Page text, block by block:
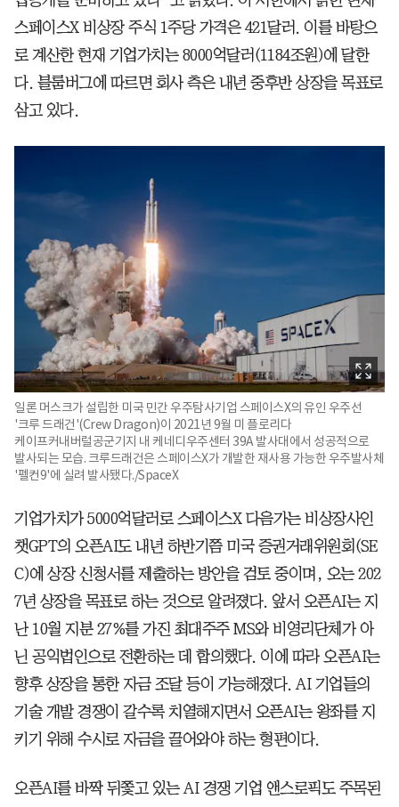
스페이스X 비상장 주식 1주당 가격은 421달러. 이를 바탕으
로 계산한 현재 기업가치는 8000억달러(1184조원)에 달한
다. 블룸버그에 따르면 회사 측은 내년 중후반 상장을 목표로
삼고 있다.
일론 머스크가 설립한 미국 민간 우주탐사기업 스페이스X의 유인 우주선
'크루 드래건'(Crew Dragon)이 2021년 9월 미 플로리다
케이프커내버럴공군기지 내 케네디우주센터 39A 발사대에서 성공적으로
발사되는 모습. 크루드래건은 스페이스X가 개발한 재사용 가능한 우주발사체
'펠컨9'에 실려 발사됐다./SpaceX
기업가치가 5000억달러로 스페이스X 다음가는 비상장사인
챗GPT의 오픈AI도 내년 하반기쯤 미국 증권거래위원회(SE
C)에 상장 신청서를 제출하는 방안을 검토 중이며, 오는 202
7년 상장을 목표로 하는 것으로 알려졌다. 앞서 오픈AI는 지
난 10월 지분 27%를 가진 최대주주 MS와 비영리단체가 아
닌 공익법인으로 전환하는 데 합의했다. 이에 따라 오픈AI는
향후 상장을 통한 자금 조달 등이 가능해졌다. AI 기업들의
기술 개발 경쟁이 갈수록 치열해지면서 오픈AI는 왕좌를 지
키기 위해 수시로 자금을 끌어와야 하는 형편이다.
오픈AI를 바짝 뒤쫓고 있는 AI 경쟁 기업 앤스로픽도 주목된